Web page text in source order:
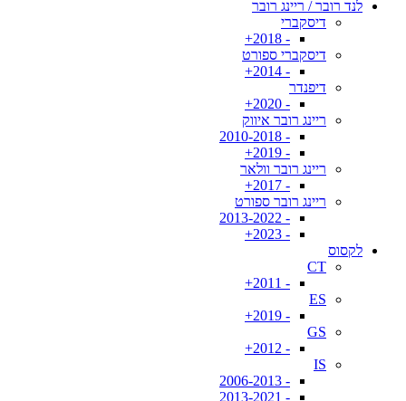
לנד רובר / ריינג רובר
דיסקברי
- 2018+
דיסקברי ספורט
- 2014+
דיפנדר
- 2020+
ריינג רובר איווק
- 2010-2018
- 2019+
ריינג רובר וולאר
- 2017+
ריינג רובר ספורט
- 2013-2022
- 2023+
לקסוס
CT
- 2011+
ES
- 2019+
GS
- 2012+
IS
- 2006-2013
- 2013-2021